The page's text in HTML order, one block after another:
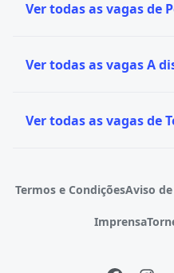
Termos e CondiçõesAviso
Imprensa